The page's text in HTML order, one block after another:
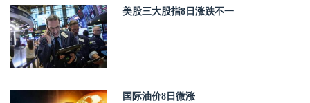
美股三大股指8日涨跌不一
国际油价8日微涨